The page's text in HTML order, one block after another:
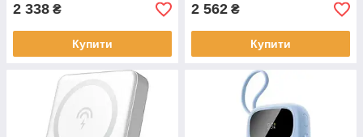
2 338 ₴
Купити
2 562 ₴
Купити